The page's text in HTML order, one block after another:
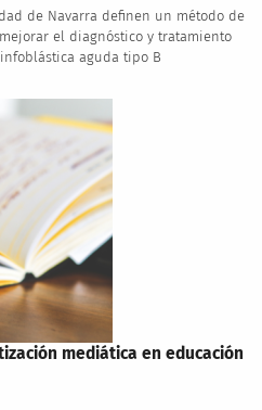
de Navarra definen un método de
el diagnóstico y tratamiento
aguda tipo B
mediática en educación